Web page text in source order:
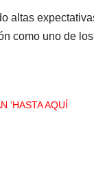
altas
como uno de
’HASTA AQUÍ